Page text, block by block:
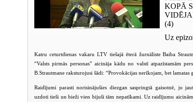
KOPĀ
(4)
Uz
Katru ceturtdienas vakaru LTV tiešajā ēterā žurnāliste Baiba
“Valsts pirmās personas” aicināja kādu no valstī atpazīstamām
B.Strautmane raksturojusi šādi: “Provokācijas nerīkojam, bet lamatas
Raidījumi parasti norisinājušies diezgan saspringtā gaisotnē, jo
uzdoti tieši un bieži vien bijuši tām nepatīkami. Uz raidījumu